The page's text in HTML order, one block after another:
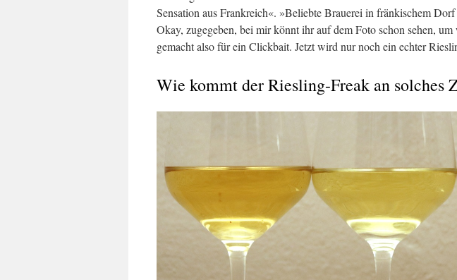
Sensation aus Frankreich«. »Beliebte Brauerei in fränkischem
Okay, zugegeben, bei mir könnt ihr auf dem Foto schon sehen,
gemacht also für ein Clickbait. Jetzt wird nur noch ein echter
Wie kommt der Riesling-Freak an solches